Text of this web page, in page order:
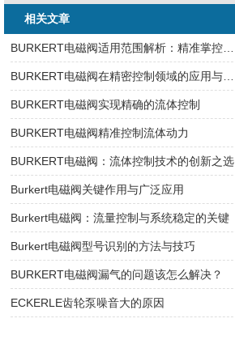
相关文章
BURKERT电磁阀适用范围解析：精准掌控流体，赋能全行业智慧控制
BURKERT电磁阀在精密控制领域的应用与优势
BURKERT电磁阀实现精确的流体控制
BURKERT电磁阀精准控制流体动力
BURKERT电磁阀：流体控制技术的创新之选
Burkert电磁阀关键作用与广泛应用
Burkert电磁阀：流量控制与系统稳定的关键
Burkert电磁阀型号识别的方法与技巧
BURKERT电磁阀漏气的问题该怎么解决？
ECKERLE齿轮泵噪音大的原因